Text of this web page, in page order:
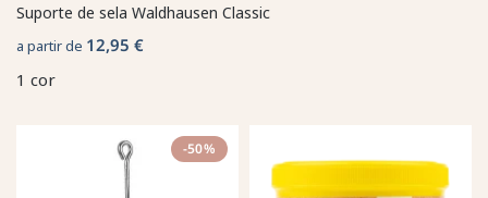
Suporte de sela Waldhausen Classic
a partir de 12,95 €
1 cor
-50%